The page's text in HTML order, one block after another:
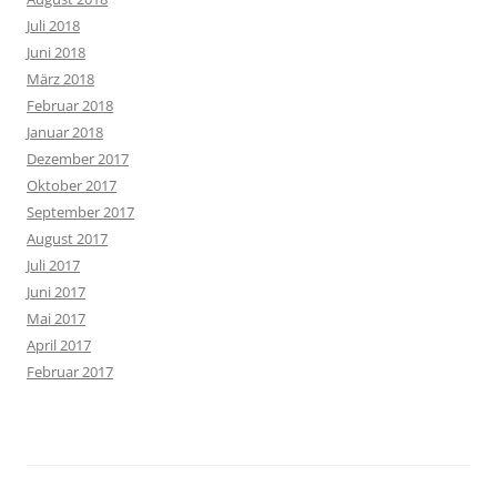
Juli 2018
Juni 2018
März 2018
Februar 2018
Januar 2018
Dezember 2017
Oktober 2017
September 2017
August 2017
Juli 2017
Juni 2017
Mai 2017
April 2017
Februar 2017